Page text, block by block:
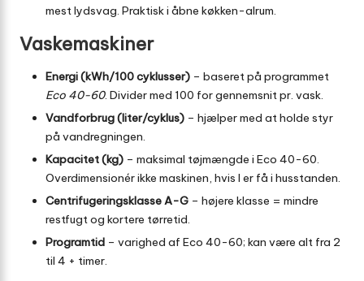
mest lydsvag. Praktisk i åbne køkken-alrum.
Vaskemaskiner
Energi (kWh/100 cyklusser) – baseret på programmet
Eco 40-60. Divider med 100 for gennemsnit pr. vask.
Vandforbrug (liter/cyklus) – hjælper med at holde styr
på vandregningen.
Kapacitet (kg) – maksimal tøjmængde i Eco 40-60.
Overdimensionér ikke maskinen, hvis I er få i husstanden.
Centrifugeringsklasse A-G – højere klasse = mindre
restfugt og kortere tørretid.
Programtid – varighed af Eco 40-60; kan være alt fra 2
til 4 + timer.